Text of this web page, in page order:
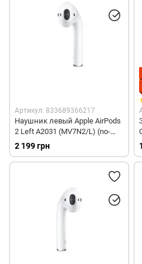
Артикул: 833689366217
Наушник левый Apple AirPods
2 Left A2031 (MV7N2/L) (no-
box)
2 199 грн